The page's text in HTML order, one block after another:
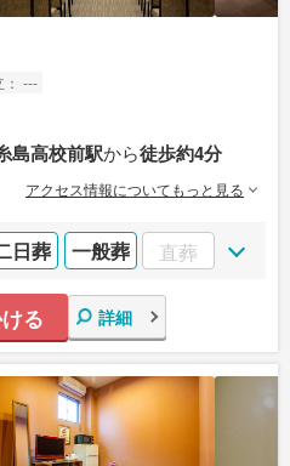
---
島高校前駅から徒歩約4分
アクセス情報についてもっと見る
日葬 一般葬 直葬
る 詳細